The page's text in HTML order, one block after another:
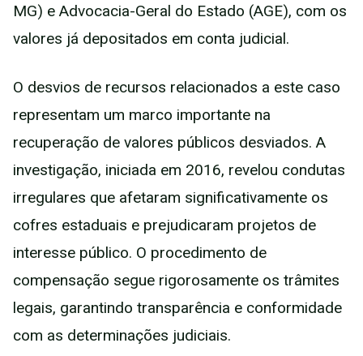
MG) e Advocacia-Geral do Estado (AGE), com os
valores já depositados em conta judicial.
O desvios de recursos relacionados a este caso
representam um marco importante na
recuperação de valores públicos desviados. A
investigação, iniciada em 2016, revelou condutas
irregulares que afetaram significativamente os
cofres estaduais e prejudicaram projetos de
interesse público. O procedimento de
compensação segue rigorosamente os trâmites
legais, garantindo transparência e conformidade
com as determinações judiciais.